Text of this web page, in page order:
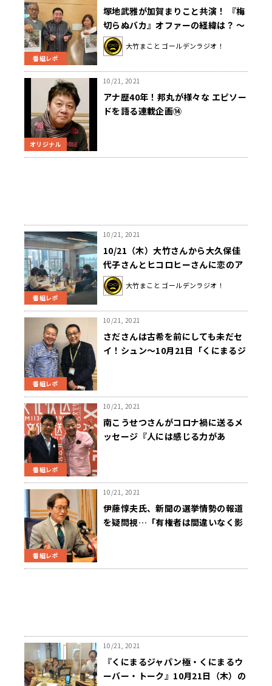
番組レポ
塚地武雅が加賀まりこと共演！ 『梅
切らぬバカ』オファーの経緯は？ 〜
10月21日「大竹まこと ゴールデン
ラジオ」
大竹まこと ゴールデンラジオ！
オリジナル
10/21, 2021
アナ歴40年！邦丸が様々な エピソー
ドを語る連載企画⑭
番組レポ
10/21, 2021
10/21（木）大竹さんから大久保佳
代子さんとヒコロヒーさんに恋のア
ドバイス！？
大竹まこと ゴールデンラジオ！
番組レポ
10/21, 2021
さださんは古希を前にしても未だセ
イ！シュン～10月21日「くにまるジ
番組レポ
10/21, 2021
南こうせつさんがコロナ禍に送るメ
ッセージ『人には感じる力があ
番組レポ
10/21, 2021
伊藤惇夫氏、新聞の選挙情勢の報道
を疑問視…「有権者は間違いなく影
10/21, 2021
『くにまるジャパン極・くにまるウ
ーバー・トーク』10月21日（木）の